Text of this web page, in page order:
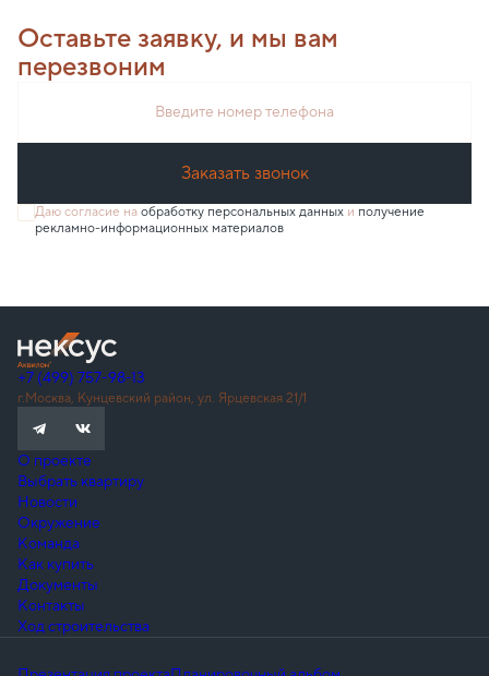
Оставьте заявку, и мы вам
перезвоним
Введите номер телефона
Заказать звонок
Даю согласие на обработку персональных данныхи получение
рекламно-информационных материалов
+7 (499) 757-98-13
г.Москва, Кунцевский район, ул. Ярцевская 21/1
О проекте
Выбрать квартиру
Новости
Окружение
Команда
Как купить
Документы
Контакты
Ход строительства